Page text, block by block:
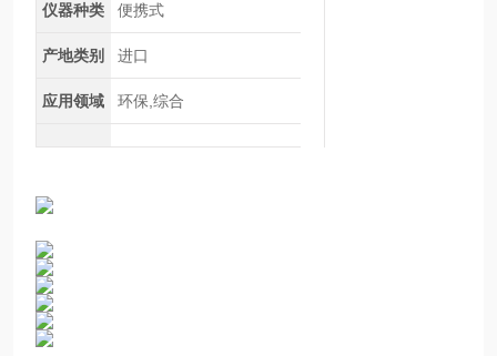
仪器种类 便携式
产地类别 进口
应用领域 环保,综合